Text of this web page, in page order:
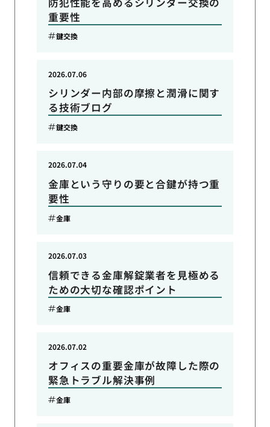
重要性
鍵交換
シリンダー内部の摩擦と潤滑に関す
る技術ブログ
2026.07.06
鍵交換
金庫という守りの要と合鍵が持つ重
要性
2026.07.04
金庫
信頼できる金庫解錠業者を見極める
ための大切な確認ポイント
2026.07.03
金庫
オフィスの重要金庫が故障した際の
緊急トラブル解決事例
2026.07.02
金庫